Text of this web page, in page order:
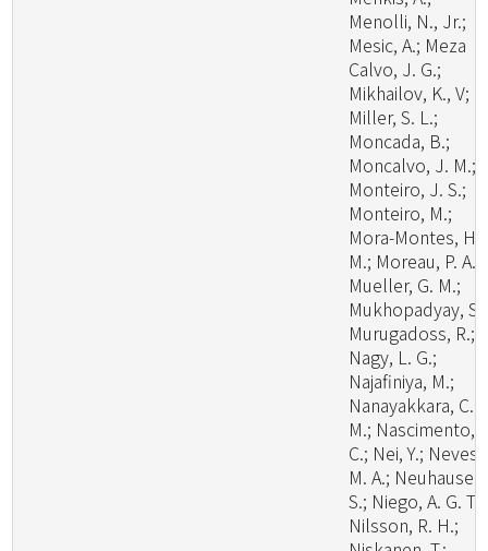
Menolli, N., Jr.;
Mesic, A.; Meza
Calvo, J. G.;
Mikhailov, K., V;
Miller, S. L.;
Moncada, B.;
Moncalvo, J. M.;
Monteiro, J. S.;
Monteiro, M.;
Mora-Montes, H.
M.; Moreau, P. A.;
Mueller, G. M.;
Mukhopadyay, S.;
Murugadoss, R.;
Nagy, L. G.;
Najafiniya, M.;
Nanayakkara, C.
M.; Nascimento,
C.; Nei, Y.; Neves,
M. A.; Neuhauser,
S.; Niego, A. G. T.;
Nilsson, R. H.;